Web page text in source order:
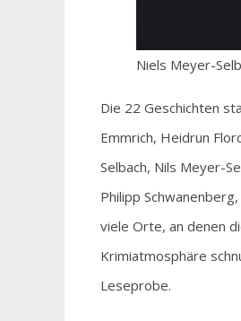
Niels Meyer-
Die 22 Geschichten
Emmrich, Heidrun
Selbach, Nils Meyer-
Philipp
viele Orte, an denen
Krimiatmosphäre
Leseprobe.